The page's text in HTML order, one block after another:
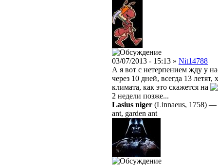
03/07/2013 - 15:13 » Nit14788
А я вот с нетерпением жду у
через 10 дней, всегда 13
климата, как это скажется на
2 недели позже...
Lasius niger (Linnaeus, 1758) —
ant, garden ant